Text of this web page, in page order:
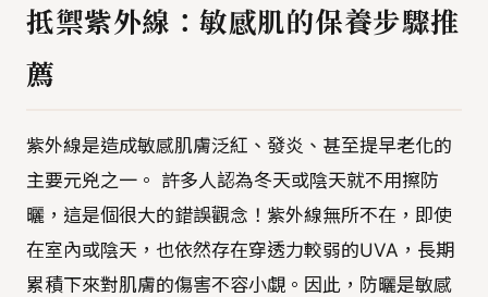
抵禦紫外線：敏感肌的保養步驟推
薦
紫外線是造成敏感肌膚泛紅、發炎、甚至提早老化的
主要元兇之一。 許多人認為冬天或陰天就不用擦防
曬，這是個很大的錯誤觀念！紫外線無所不在，即使
在室內或陰天，也依然存在穿透力較弱的UVA，長期
累積下來對肌膚的傷害不容小覷。因此，防曬是敏感